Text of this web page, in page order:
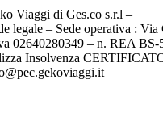
Viaggi di Ges.co s.r.l –
legale – Sede operativa :
02640280349 – n. REA BS-
Insolvenza